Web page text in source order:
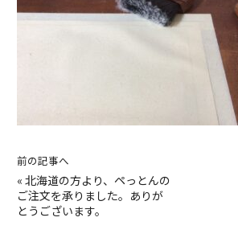
前の記事へ
« 北海道の方より、ペっとんの
ご注文を承りました。ありが
とうございます。